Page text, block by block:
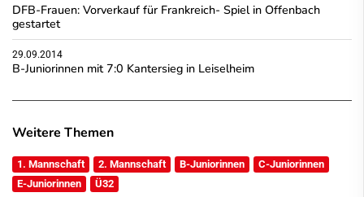
DFB-Frauen: Vorverkauf für Frankreich- Spiel in Offenbach
gestartet
29.09.2014
B-Juniorinnen mit 7:0 Kantersieg in Leiselheim
Weitere Themen
1. Mannschaft 2. Mannschaft B-Juniorinnen
C-Juniorinnen
E-Juniorinnen
Ü32